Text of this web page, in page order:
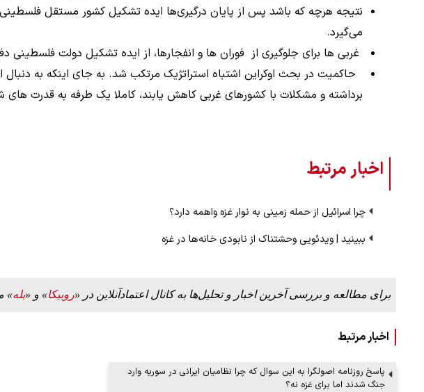
نتیجه هرچه که باشد پس از پایان درگیری‌ها ایده تشکیل کشور مستقل
می‌گیرد.
غربی ها برای جلوگیری از فوران ها و انفجارها، از ایده تشکیل دولت فلسطینی
حاکمیت در بحث اوکراین اشتباه استراتژیک مرتکب شد. به جای اینکه به
برداشته و مشکلات با کشورهای غربی کاهش یابند، کاملا یک طرفه به قدرت
اخبار مرتبط
چرا اسرائیل از حمله زمینی به نوار غزه واهمه دارد؟
ببینید | ویدئویی وحشتناک از نابودی خانه‌ها در غزه
برای مطالعه و بررسی آخرین اخبار و تحلیل‌ها به کانال اعتمادآنلاین در «روبیکا» و «بله»
اخبار مرتبط
پاسخ روزنامه اصولگرا به این سوال که چرا نظامیان ایرانی در سوریه وارد
جنگ شدند اما برای غزه نه؟
به عادل
ببینید| روایت رئیس جمهور از لحظه حمله به بیت
رهبری
۱۴ مرداد ۱۴۰۵ ۱۳ مرداد ۱۴۰۵